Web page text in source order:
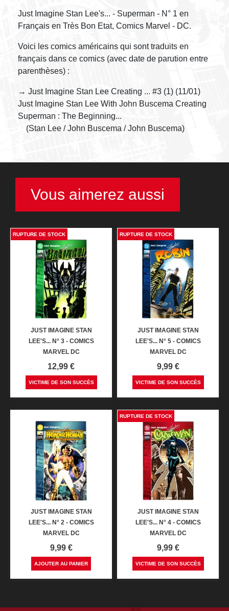
Just Imagine Stan Lee's... - Superman - N° 1 en
Français en Très Bon Etat, Comics Marvel - DC.
Voici les comics américains qui sont traduits en
français dans ce comics (avec date de parution entre
parenthèses) :
→ Just Imagine Stan Lee Creating ... #3 (1) (11/01)
Just Imagine Stan Lee With John Buscema Creating
Superman : The Beginning...
(Stan Lee / John Buscema / John Buscema)
Vous aimerez aussi
JUST IMAGINE STAN
LEE'S... N° 3 - COMICS
MARVEL DC
Prix
12,99 €
VICTIME DE SON SUCCÈS
RUPTURE DE STOCK
JUST IMAGINE STAN
LEE'S... N° 5 - COMICS
MARVEL DC
Prix
9,99 €
VICTIME DE SON SUCCÈS
RUPTURE DE STOCK
JUST IMAGINE STAN
LEE'S... N° 2 - COMICS
MARVEL DC
Prix
9,99 €
AJOUTER AU PANIER
JUST IMAGINE STAN
LEE'S... N° 4 - COMICS
MARVEL DC
Prix
9,99 €
VICTIME DE SON SUCCÈS
RUPTURE DE STOCK